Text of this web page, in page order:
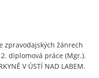
zpravodajských žánrech
diplomová práce (Mgr.).
V ÚSTÍ NAD LABEM.